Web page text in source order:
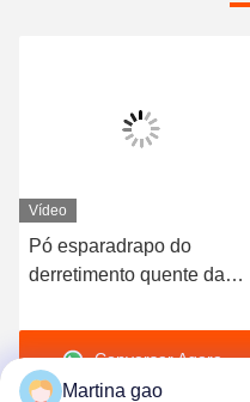
Vídeo
Pó esparadrapo do
derretimento quente da
90 graus resistente para a
tela
Conversar Agora
Martina gao